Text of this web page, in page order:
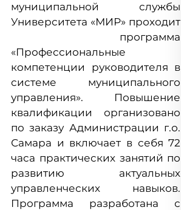
муниципальной службы
Университета «МИР» проходит
программа
«Профессиональные
компетенции руководителя в
системе муниципального
управления». Повышение
квалификации организовано
по заказу Администрации г.о.
Самара и включает в себя 72
часа практических занятий по
развитию актуальных
управленческих навыков.
Программа разработана с